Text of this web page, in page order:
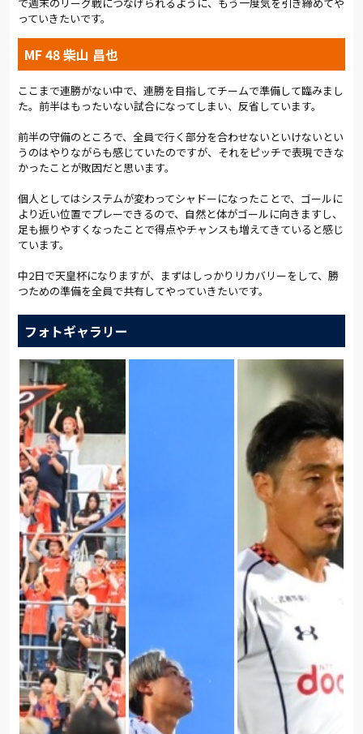
(総評:平野 貴也)
っていきたいです。
MF 48 柴山 昌也
ここまで連勝がない中で、連勝を目指してチームで準備して臨みまし
た。前半はもったいない試合になってしまい、反省しています。
前半の守備のところで、全員で行く部分を合わせないといけないとい
うのはやりながらも感じていたのですが、それをピッチで表現できな
かったことが敗因だと思います。
個人としてはシステムが変わってシャドーになったことで、ゴールに
より近い位置でプレーできるので、自然と体がゴールに向きますし、
足も振りやすくなったことで得点やチャンスも増えてきていると感じ
ています。
中2日で天皇杯になりますが、まずはしっかりリカバリーをして、勝
つための準備を全員で共有してやっていきたいです。
フォトギャラリー